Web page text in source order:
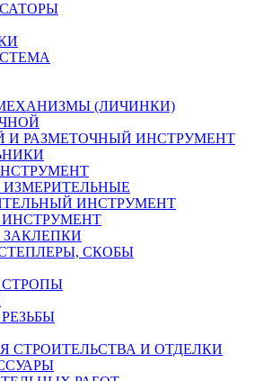
(ЛИЧИНКИ)
И РАЗМЕТОЧНЫЙ ИНСТРУМЕНТ
ИЗМЕРИТЕЛЬНЫЕ
ИНСТРУМЕНТ
СКОБЫ
СТРОПЫ
СТРОИТЕЛЬСТВА И ОТДЕЛКИ